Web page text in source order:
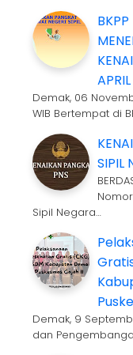
Demak, 06
WIB Bertempat di
SIPIL
Sipil Negara…
Demak, 9
dan